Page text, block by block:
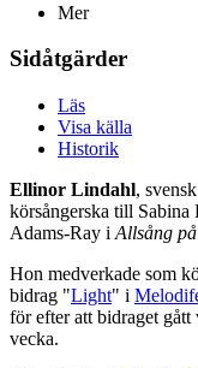
Mer
Sidåtgärder
Läs
Visa källa
Historik
Ellinor Lindahl,
körsångerska till
Adams-Ray i Allsång
Hon medverkade som
bidrag "Light" i
för efter att bidraget
vecka.